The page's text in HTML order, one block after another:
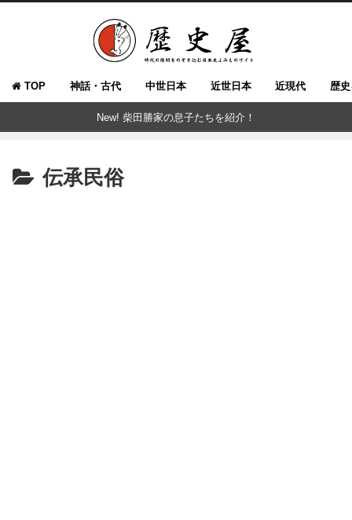
TOP 神話・古代 中世日本 近世日本 近現代 歴
New! 柴田勝家の息子たちを紹介！
伝承民俗